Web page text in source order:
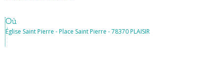
Où
Église Saint Pierre - Place Saint Pierre - 78370 PLAISIR